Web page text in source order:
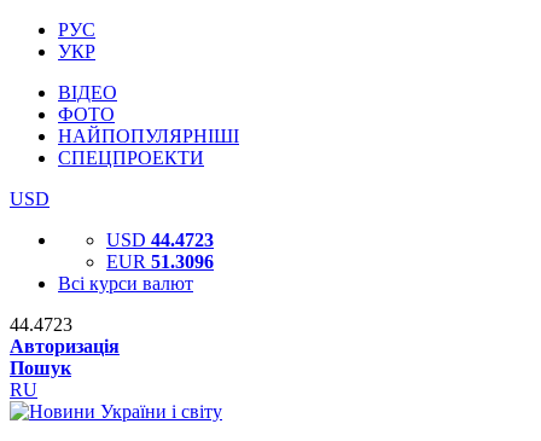
РУС
УКР
ВІДЕО
ФОТО
НАЙПОПУЛЯРНІШІ
СПЕЦПРОЕКТИ
USD
USD 44.4723
EUR 51.3096
Всі курси валют
44.4723
Авторизація
Пошук
RU